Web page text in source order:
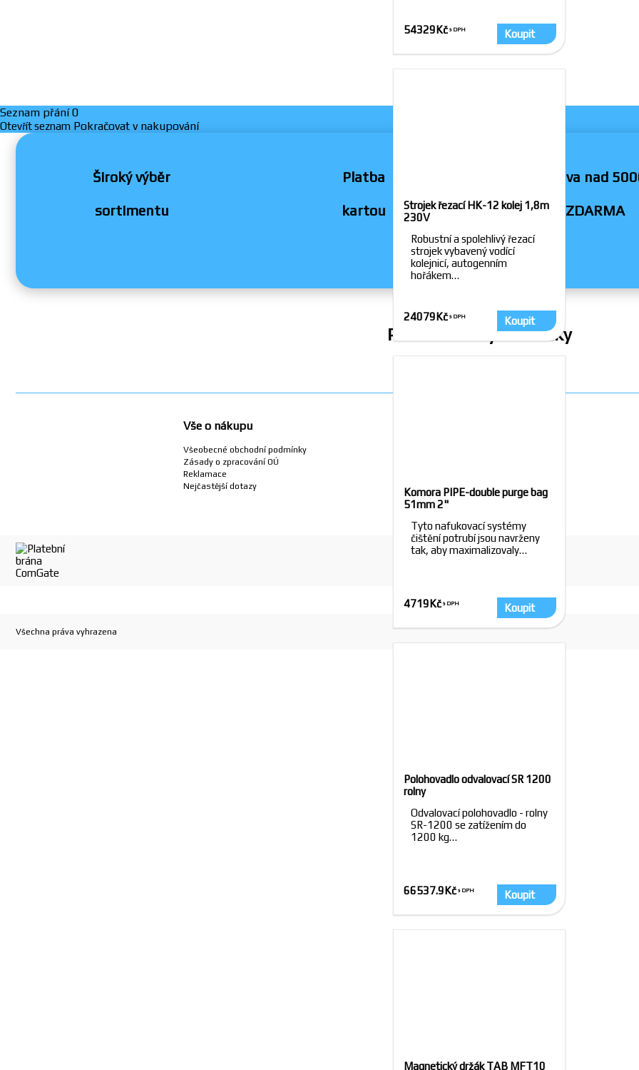
54329Kč Koupit
Strojek řezací HK-12 kolej 1,8m
230V
Robustní a spolehlivý řezací
strojek vybavený vodící
kolejnicí, autogenním
hořákem…
24079Kč Koupit
Komora PIPE-double purge bag
51mm 2"
Tyto nafukovací systémy
čištění potrubí jsou navrženy
tak, aby maximalizovaly…
4719Kč Koupit
Polohovadlo odvalovací SR 1200
rolny
Odvalovací polohovadlo - rolny
SR-1200 se zatížením do
1200 kg…
66537.9Kč Koupit
Magnetický držák TAB MFT10
Seznam přání0
Otevřít seznam Pokračovat v nakupování
Široký výběr
sortimentu
Platba
kartou
Doprava nad
ZDARMA
Prodáváme tyto značky
Vše o nákupu
Všeobecné obchodní podmínky
Zásady o zpracování OÚ
Reklamace
Nejčastější dotazy
Všechna práva vyhrazena